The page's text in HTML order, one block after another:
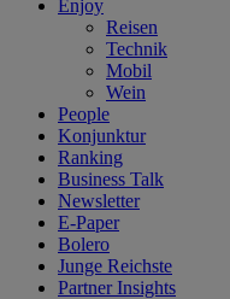
Enjoy
Reisen
Technik
Mobil
Wein
People
Konjunktur
Ranking
Business Talk
Newsletter
E-Paper
Bolero
Junge Reichste
Partner Insights